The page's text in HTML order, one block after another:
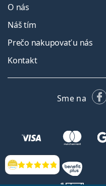
Hodnotenia
O nás
Náš tím
Prečo nakupovať u nás
Kontakt
Sme na